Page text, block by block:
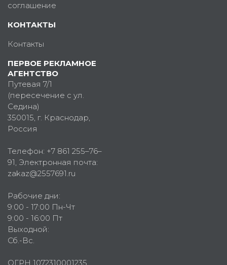
соглашение
КОНТАКТЫ
Контакты
ПЕРВОЕ РЕКЛАМНОЕ
АГЕНТСТВО
Путевая 7/1
(пересечение с ул.
Седина)
350015, г. Краснодар,
Россия
Телефон: +7 861 255–76–
91, Электронная почта:
zakaz@2557691.ru
Рабочие дни:
9:00 - 17:00 Пн-Чт
9:00 - 16:00 Пт
Выходной:
Сб.-Вс.
ОГРН 1072310001235